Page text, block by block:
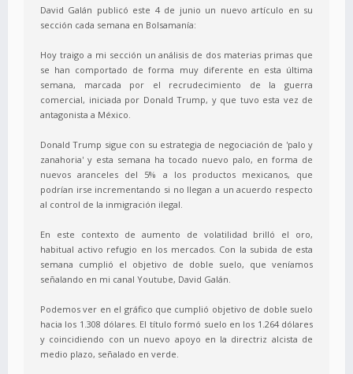
David Galán publicó este 4 de junio un nuevo artículo en su
sección cada semana en Bolsamanía:
Hoy traigo a mi sección un análisis de dos materias primas que
se han comportado de forma muy diferente en esta última
semana, marcada por el recrudecimiento de la guerra
comercial, iniciada por Donald Trump, y que tuvo esta vez de
antagonista a México.
Donald Trump sigue con su estrategia de negociación de 'palo y
zanahoria' y esta semana ha tocado nuevo palo, en forma de
nuevos aranceles del 5% a los productos mexicanos, que
podrían irse incrementando si no llegan a un acuerdo respecto
al control de la inmigración ilegal.
En este contexto de aumento de volatilidad brilló el oro,
habitual activo refugio en los mercados. Con la subida de esta
semana cumplió el objetivo de doble suelo, que veníamos
señalando en mi canal Youtube, David Galán.
Podemos ver en el gráfico que cumplió objetivo de doble suelo
hacia los 1.308 dólares. El título formó suelo en los 1.264 dólares
y coincidiendo con un nuevo apoyo en la directriz alcista de
medio plazo, señalado en verde.